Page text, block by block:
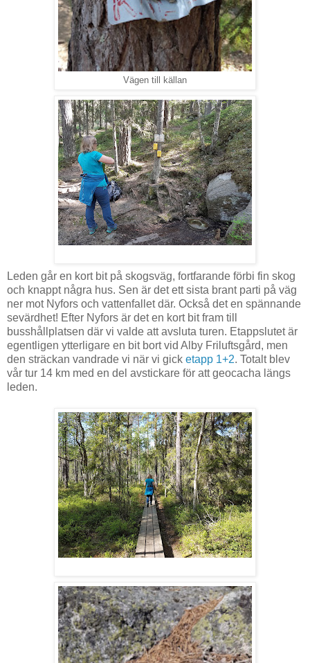
Vägen till källan
Leden går en kort bit på skogsväg, fortfarande förbi fin skog
och knappt några hus. Sen är det ett sista brant parti på väg
ner mot Nyfors och vattenfallet där. Också det en spännande
sevärdhet! Efter Nyfors är det en kort bit fram till
busshållplatsen där vi valde att avsluta turen. Etappslutet är
egentligen ytterligare en bit bort vid Alby Friluftsgård, men
den sträckan vandrade vi när vi gick etapp 1+2. Totalt blev
vår tur 14 km med en del avstickare för att geocacha längs
leden.